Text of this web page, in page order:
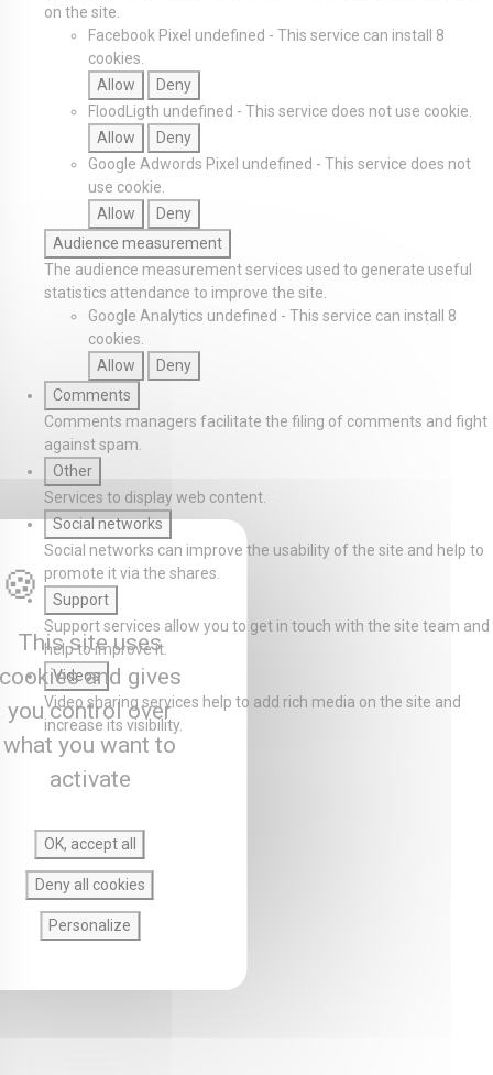
on the site.
Facebook Pixel undefined - This service can install 8
cookies.
Allow
Deny
FloodLigth undefined - This service does not use cookie.
Allow
Deny
Google Adwords Pixel undefined - This service does not
use cookie.
Allow
Deny
Audience measurement
The audience measurement services used to generate useful
statistics attendance to improve the site.
Google Analytics undefined - This service can install 8
cookies.
Allow
Deny
Comments
Comments managers facilitate the filing of comments and fight
against spam.
Other
Services to display web content.
Social networks
Social networks can improve the usability of the site and help to
promote it via the shares.
Support
Support services allow you to get in touch with the site team and
help to improve it.
Videos
Video sharing services help to add rich media on the site and
increase its visibility.
This site uses
and gives
you control over
what you want to
activate
OK, accept all
Deny all cookies
Personalize